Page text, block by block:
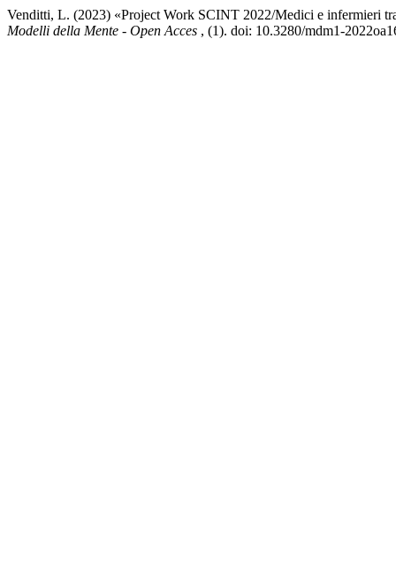
Venditti, L. (2023) «Project Work SCINT 2022/Medici e infermieri
Modelli della Mente - Open Acces , (1). doi: 10.3280/mdm1-